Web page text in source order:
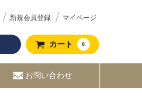
新規会員登録 マイページ
カート 0
お問い合わせ